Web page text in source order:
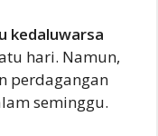
kedaluwarsa
hari. Namun,
perdagangan
seminggu.